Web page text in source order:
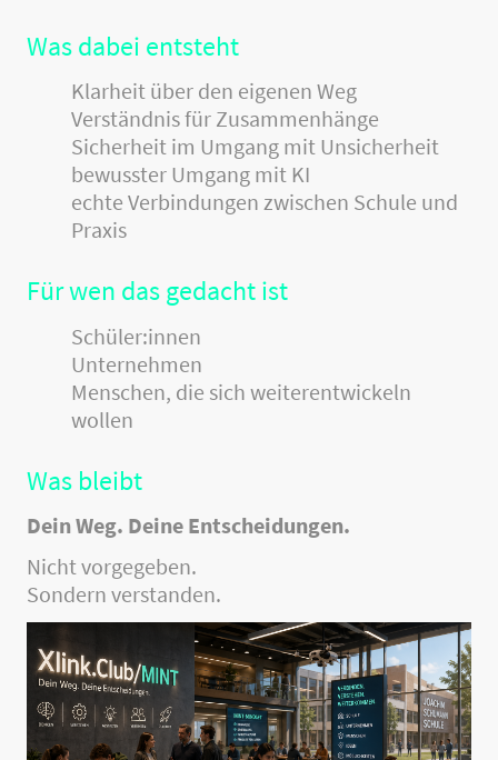
Was dabei entsteht
Klarheit über den eigenen Weg
Verständnis für Zusammenhänge
Sicherheit im Umgang mit Unsicherheit
bewusster Umgang mit KI
echte Verbindungen zwischen Schule und
Praxis
Für wen das gedacht ist
Schüler:innen
Unternehmen
Menschen, die sich weiterentwickeln
wollen
Was bleibt
Dein Weg. Deine Entscheidungen.
Nicht vorgegeben.
Sondern verstanden.